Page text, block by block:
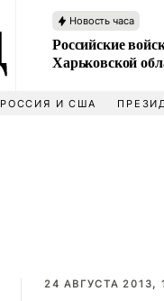
Новость часа
Российские
Харьковской
РОССИЯ И США
24 АВГУСТА 2013,